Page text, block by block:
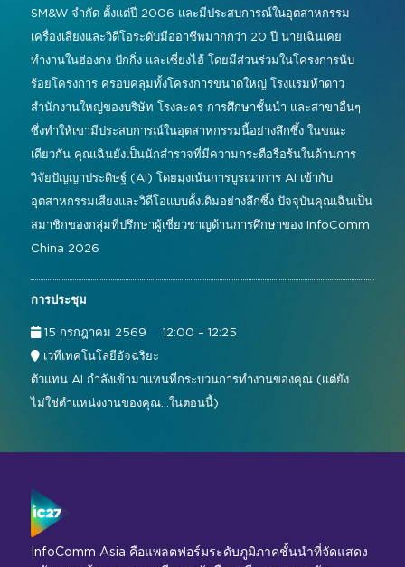
ข้อมูลการเดินทางและวีซ่า
ข่าวประชาสัมพันธ์จาก InfoComm Asia
แสดงคำถามที่พบบ่อย
กิจกรรมสด, ความบันเทิง
การวางผังเมือง
SM&W จำกัด ตั้งแต่ปี 2006 และมีประสบการณ์ในอุตสาหกรรม
เครื่องเสียงและวิดีโอระดับมืออาชีพมากกว่า 20 ปี นายเฉินเคย
ทำงานในฮ่องกง ปักกิ่ง และเซี่ยงไฮ้ โดยมีส่วนร่วมในโครงการนับ
ร้อยโครงการ ครอบคลุมทั้งโครงการขนาดใหญ่ โรงแรมห้าดาว
สำนักงานใหญ่ของบริษัท โรงละคร การศึกษาชั้นนำ และสาขาอื่นๆ
ซึ่งทำให้เขามีประสบการณ์ในอุตสาหกรรมนี้อย่างลึกซึ้ง ในขณะ
เดียวกัน คุณเฉินยังเป็นนักสำรวจที่มีความกระตือรือร้นในด้านการ
วิจัยปัญญาประดิษฐ์ (AI) โดยมุ่งเน้นการบูรณาการ AI เข้ากับ
อุตสาหกรรมเสียงและวิดีโอแบบดั้งเดิมอย่างลึกซึ้ง ปัจจุบันคุณเฉินเป็น
สมาชิกของกลุ่มที่ปรึกษาผู้เชี่ยวชาญด้านการศึกษาของ InfoComm
China 2026
การประชุม
15 กรกฎาคม 2569
12:00 – 12:25
เวทีเทคโนโลยีอัจฉริยะ
ตัวแทน AI กำลังเข้ามาแทนที่กระบวนการทำงานของคุณ (แต่ยัง
ไม่ใช่ตำแหน่งงานของคุณ...ในตอนนี้)
InfoComm Asia คือแพลตฟอร์มระดับภูมิภาคชั้นนำที่จัดแสดง